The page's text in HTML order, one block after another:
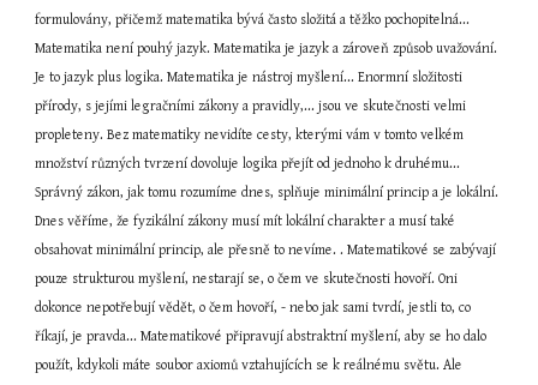
formulovány, přičemž matematika bývá často složitá a těžko pochopitelná...
Matematika není pouhý jazyk. Matematika je jazyk a zároveň způsob uvažování.
Je to jazyk plus logika. Matematika je nástroj myšlení... Enormní složitosti
přírody, s jejími legračními zákony a pravidly,... jsou ve skutečnosti velmi
propleteny. Bez matematiky nevidíte cesty, kterými vám v tomto velkém
množství různých tvrzení dovoluje logika přejít od jednoho k druhému...
Správný zákon, jak tomu rozumíme dnes, splňuje minimální princip a je lokální.
Dnes věříme, že fyzikální zákony musí mít lokální charakter a musí také
obsahovat minimální princip, ale přesně to nevíme. . Matematikové se zabývají
pouze strukturou myšlení, nestarají se, o čem ve skutečnosti hovoří. Oni
dokonce nepotřebují vědět, o čem hovoří, - nebo jak sami tvrdí, jestli to, co
říkají, je pravda... Matematikové připravují abstraktní myšlení, aby se ho dalo
použít, kdykoli máte soubor axiomů vztahujících se k reálnému světu. Ale